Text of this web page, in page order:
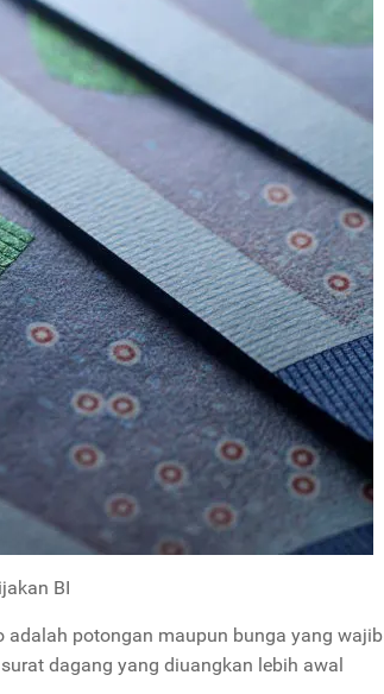
BI
adalah potongan maupun bunga yang wajib
dagang yang diuangkan lebih awal